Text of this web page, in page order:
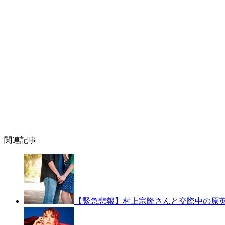
関連記事
【緊急悲報】村上宗隆さんと交際中の原